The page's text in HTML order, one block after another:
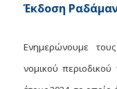
Έκδοση
Ενημερώνουμε
νομικού